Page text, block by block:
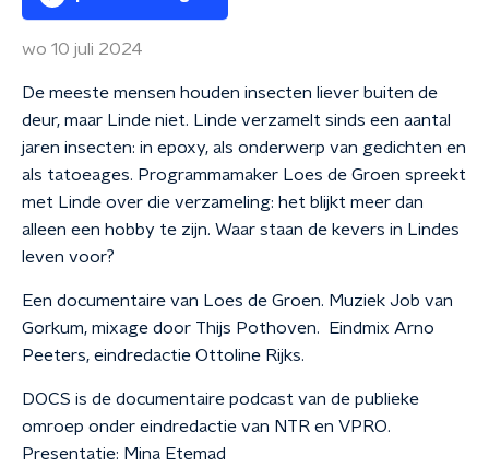
wo 10 juli 2024
De meeste mensen houden insecten liever buiten de
deur, maar Linde niet. Linde verzamelt sinds een aantal
jaren insecten: in epoxy, als onderwerp van gedichten en
als tatoeages. Programmamaker Loes de Groen spreekt
met Linde over die verzameling: het blijkt meer dan
alleen een hobby te zijn. Waar staan de kevers in Lindes
leven voor?
Een documentaire van Loes de Groen. Muziek Job van
Gorkum, mixage door Thijs Pothoven. Eindmix Arno
Peeters, eindredactie Ottoline Rijks.
DOCS is de documentaire podcast van de publieke
omroep onder eindredactie van NTR en VPRO.
Presentatie: Mina Etemad